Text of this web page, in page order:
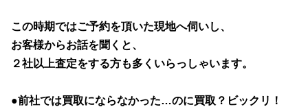
この時期ではご予約を頂いた現地へ伺いし、
お客様からお話を聞くと、
２社以上査定をする方も多くいらっしゃいます。
●前社では買取にならなかった…のに買取？ビックリ！